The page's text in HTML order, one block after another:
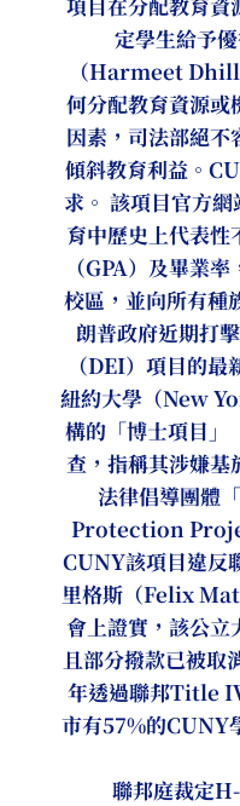
定學生給予
（Harmeet
何分配教育資源或
因素，司法部絕不
傾斜教育利益。
求。 該項目官方
育中歷史上代表性
（GPA）及畢業
校區，並向所有種
朗普政府近期打
（DEI）項目的
紐約大學（New
構的「博士項目
查，指稱其涉嫌基
法律倡導團體
Protection
CUNY該項目違反
里格斯（Felix
會上證實，該公立
且部分撥款已被取
年透過聯邦Title
市有57%的CUNY
聯邦庭裁定